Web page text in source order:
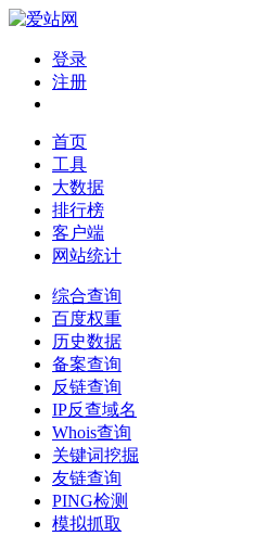
登录
注册
首页
工具
大数据
排行榜
客户端
网站统计
综合查询
百度权重
历史数据
备案查询
反链查询
IP反查域名
Whois查询
关键词挖掘
友链查询
PING检测
模拟抓取